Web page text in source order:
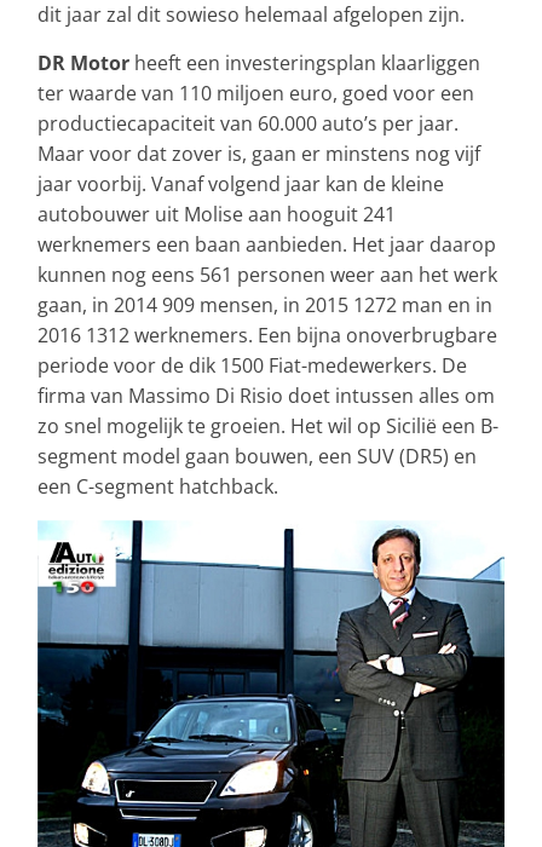
dit jaar zal dit sowieso helemaal afgelopen zijn.
DR Motor heeft een investeringsplan klaarliggen
ter waarde van 110 miljoen euro, goed voor een
productiecapaciteit van 60.000 auto’s per jaar.
Maar voor dat zover is, gaan er minstens nog vijf
jaar voorbij. Vanaf volgend jaar kan de kleine
autobouwer uit Molise aan hooguit 241
werknemers een baan aanbieden. Het jaar daarop
kunnen nog eens 561 personen weer aan het werk
gaan, in 2014 909 mensen, in 2015 1272 man en in
2016 1312 werknemers. Een bijna onoverbrugbare
periode voor de dik 1500 Fiat-medewerkers. De
firma van Massimo Di Risio doet intussen alles om
zo snel mogelijk te groeien. Het wil op Sicilië een B-
segment model gaan bouwen, een SUV (DR5) en
een C-segment hatchback.